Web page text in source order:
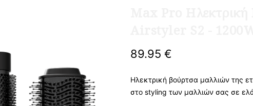
89.95 €
Ηλεκτρική βούρτσα μαλλιών της
στο styling των μαλλιών σας σε